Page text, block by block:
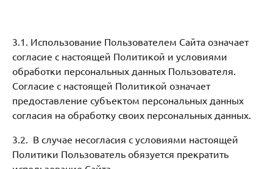
3.1. Использование Пользователем Сайта означает
согласие с настоящей Политикой и условиями
обработки персональных данных Пользователя.
Согласие с настоящей Политикой означает
предоставление субъектом персональных данных
согласия на обработку своих персональных данных.
3.2. В случае несогласия с условиями настоящей
Политики Пользователь обязуется прекратить